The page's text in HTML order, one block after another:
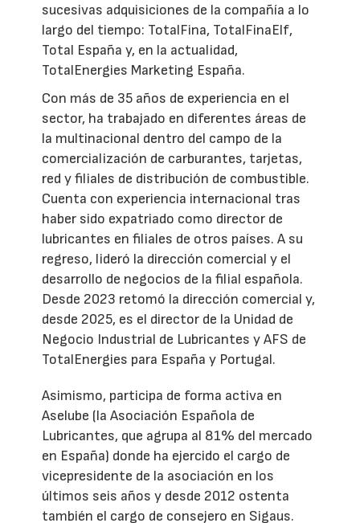
sucesivas adquisiciones de la compañía a lo
largo del tiempo: TotalFina, TotalFinaElf,
Total España y, en la actualidad,
TotalEnergies Marketing España.
Con más de 35 años de experiencia en el
sector, ha trabajado en diferentes áreas de
la multinacional dentro del campo de la
comercialización de carburantes, tarjetas,
red y filiales de distribución de combustible.
Cuenta con experiencia internacional tras
haber sido expatriado como director de
lubricantes en filiales de otros países. A su
regreso, lideró la dirección comercial y el
desarrollo de negocios de la filial española.
Desde 2023 retomó la dirección comercial y,
desde 2025, es el director de la Unidad de
Negocio Industrial de Lubricantes y AFS de
TotalEnergies para España y Portugal.
Asimismo, participa de forma activa en
Aselube (la Asociación Española de
Lubricantes, que agrupa al 81% del mercado
en España) donde ha ejercido el cargo de
vicepresidente de la asociación en los
últimos seis años y desde 2012 ostenta
también el cargo de consejero en Sigaus.